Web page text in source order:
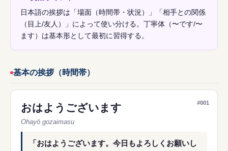
日本語の挨拶は「場面（時間帯・状況）」「相手との関係
（目上/友人）」によって使い分ける。丁寧体（〜です/〜
ます）は基本形として最初に習得する。
基本の挨拶（時間帯）
#001
おはようございます
Ohayō gozaimasu
「おはようございます。今日もよろしくお願いし